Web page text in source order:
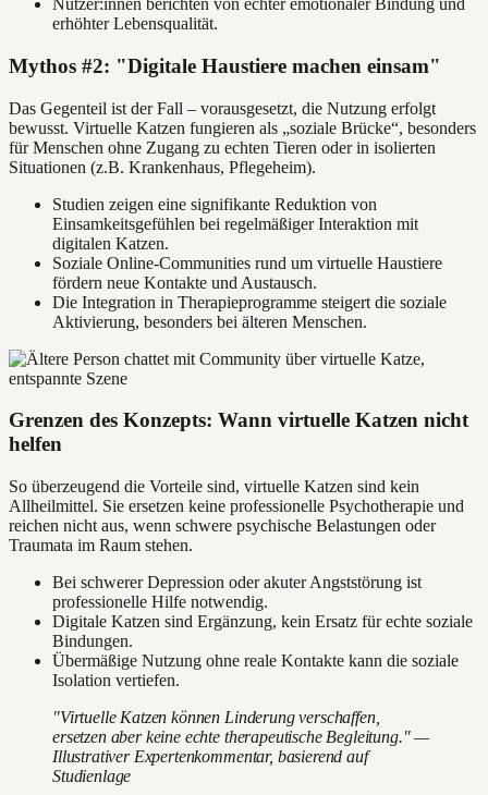
Nutzer:innen berichten von echter emotionaler Bindung und
erhöhter Lebensqualität.
Mythos #2: "Digitale Haustiere machen einsam"
Das Gegenteil ist der Fall – vorausgesetzt, die Nutzung erfolgt
bewusst. Virtuelle Katzen fungieren als „soziale Brücke“, besonders
für Menschen ohne Zugang zu echten Tieren oder in isolierten
Situationen (z.B. Krankenhaus, Pflegeheim).
Studien zeigen eine signifikante Reduktion von
Einsamkeitsgefühlen bei regelmäßiger Interaktion mit
digitalen Katzen.
Soziale Online-Communities rund um virtuelle Haustiere
fördern neue Kontakte und Austausch.
Die Integration in Therapieprogramme steigert die soziale
Aktivierung, besonders bei älteren Menschen.
Grenzen des Konzepts: Wann virtuelle Katzen nicht
helfen
So überzeugend die Vorteile sind, virtuelle Katzen sind kein
Allheilmittel. Sie ersetzen keine professionelle Psychotherapie und
reichen nicht aus, wenn schwere psychische Belastungen oder
Traumata im Raum stehen.
Bei schwerer Depression oder akuter Angststörung ist
professionelle Hilfe notwendig.
Digitale Katzen sind Ergänzung, kein Ersatz für echte soziale
Bindungen.
Übermäßige Nutzung ohne reale Kontakte kann die soziale
Isolation vertiefen.
"Virtuelle Katzen können Linderung verschaffen,
ersetzen aber keine echte therapeutische Begleitung." —
Illustrativer Expertenkommentar, basierend auf
Studienlage